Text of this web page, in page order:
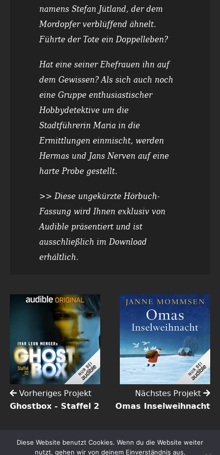
namens Stefan Jütland, der dem
Mordopfer verblüffend ähnelt.
Führte der Tote ein Doppelleben?
Hat eine seiner Ehefrauen ihn auf
dem Gewissen? Als sich auch noch
eine Gruppe enthusiastischer
Hobbydetektive um die
Stadtführerin Maria in die
Ermittlungen einmischt, werden
Hermas und Jans Nerven auf eine
harte Probe gestellt.
>> Diese ungekürzte Hörbuch-
Fassung wird Ihnen exklusiv von
Audible präsentiert und ist
ausschließlich im Download
erhältlich.
Vorheriges Projekt
Ghostbox - Staffel 2
Nächstes Projekt
Omas Inselweihnacht
Diese Website benutzt Cookies. Wenn du die Website weiter
nutzt, gehen wir von deinem Einverständnis aus.